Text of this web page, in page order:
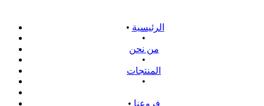
• الرئيسية
•
من نحن
•
المنتجات
•
• فروعنا